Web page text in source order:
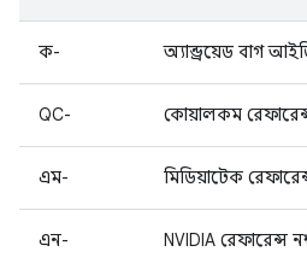
ক- অ্যান্ড্রয়েড বাগ
QC- কোয়ালকম
এম- মিডিয়াটেক
এন- NVIDIA রেফারেন্স